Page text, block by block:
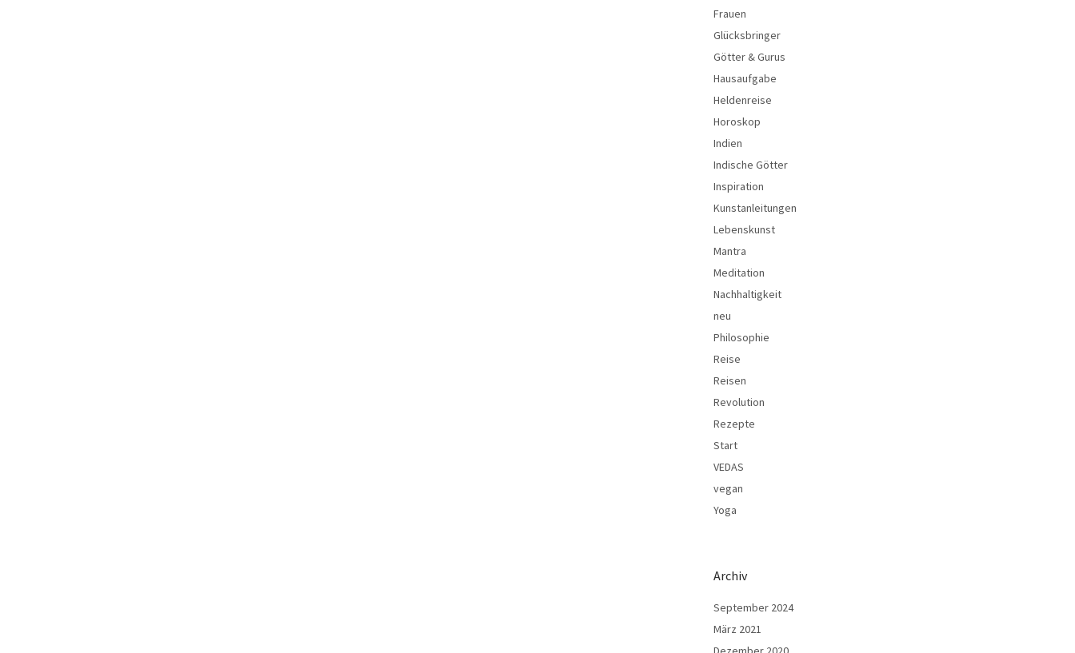
Frauen
Glücksbringer
Götter & Gurus
Hausaufgabe
Heldenreise
Horoskop
Indien
Indische Götter
Inspiration
Kunstanleitungen
Lebenskunst
Mantra
Meditation
Nachhaltigkeit
neu
Philosophie
Reise
Reisen
Revolution
Rezepte
Start
VEDAS
vegan
Yoga
Archiv
September 2024
März 2021